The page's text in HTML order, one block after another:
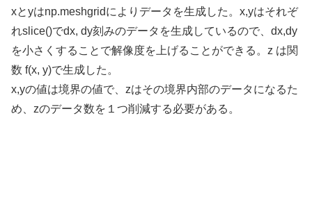
xとyはnp.meshgridによりデータを生成した。x,yはそれぞ
れslice()でdx, dy刻みのデータを生成しているので、dx,dy
を小さくすることで解像度を上げることができる。z は関
数 f(x, y)で生成した。
x,yの値は境界の値で、zはその境界内部のデータになるた
め、zのデータ数を１つ削減する必要がある。